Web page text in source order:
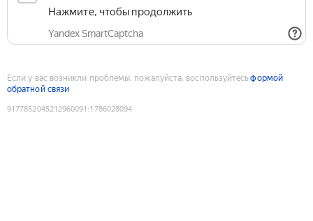
Нажмите, чтобы продолжить
Yandex SmartCaptcha
Если у вас возникли проблемы, пожалуйста, воспользуйтесьформой
обратной связи
9177852045212960091 :1786028094